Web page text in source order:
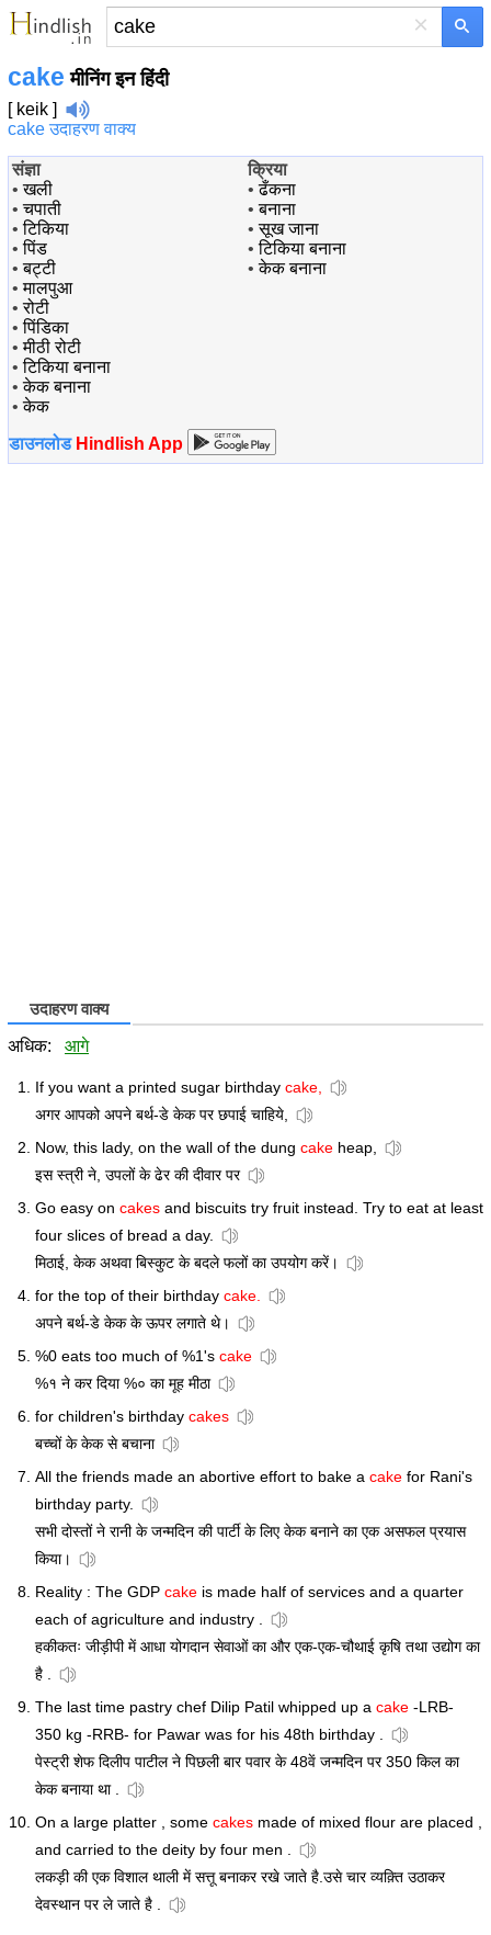
×
cake मीनिंग इन हिंदी
[ keik ]
cake उदाहरण वाक्य
संज्ञा
•खली
•चपाती
•टिकिया
•पिंड
•बट्टी
•मालपुआ
•रोटी
•पिंडिका
•मीठी रोटी
•टिकिया बनाना
•केक बनाना
•केक
क्रिया
•ढँकना
•बनाना
•सूख जाना
•टिकिया बनाना
•केक बनाना
डाउनलोड Hindlish App
उदाहरण वाक्य
अधिक: आगे
If you want a printed sugar birthday cake,
अगर आपको अपने बर्थ-डे केक पर छपाई चाहिये,
Now, this lady, on the wall of the dung cake heap,
इस स्त्री ने, उपलों के ढेर की दीवार पर
Go easy on cakes and biscuits try fruit instead. Try to eat at least
four slices of bread a day.
मिठाई, केक अथवा बिस्कुट के बदले फलों का उपयोग करें।
for the top of their birthday cake.
अपने बर्थ-डे केक के ऊपर लगाते थे।
%0 eats too much of %1's cake
%१ ने कर दिया %० का मूह मीठा
for children's birthday cakes
बच्चों के केक से बचाना
All the friends made an abortive effort to bake a cake for Rani's
birthday party.
सभी दोस्तों ने रानी के जन्मदिन की पार्टी के लिए केक बनाने का एक असफल प्रयास
किया।
Reality : The GDP cake is made half of services and a quarter
each of agriculture and industry .
हकीकतः जीड़ीपी में आधा योगदान सेवाओं का और एक-एक-चौथाई कृषि तथा उद्योग का
है .
The last time pastry chef Dilip Patil whipped up a cake -LRB-
350 kg -RRB- for Pawar was for his 48th birthday .
पेस्ट्री शेफ दिलीप पाटील ने पिछली बार पवार के 48वें जन्मदिन पर 350 किल का
केक बनाया था .
On a large platter , some cakes made of mixed flour are placed ,
and carried to the deity by four men .
लकड़ी की एक विशाल थाली में सत्तू बनाकर रखे जाते है.उसे चार व्यक़्ति उठाकर
देवस्थान पर ले जाते है .